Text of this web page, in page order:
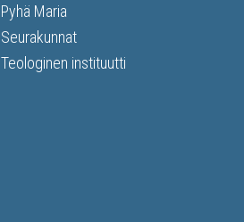
Pyhä Maria
Seurakunnat
Teologinen instituutti